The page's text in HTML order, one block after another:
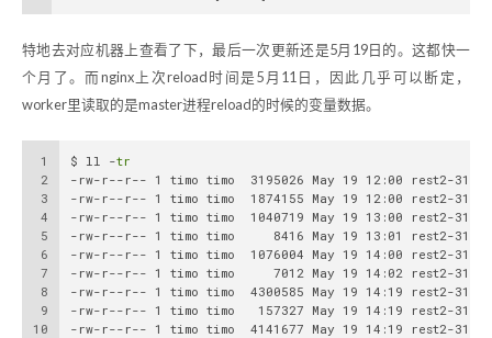
特地去对应机器上查看了下，最后一次更新还是5月19日的。这都快一
个月了。而nginx上次reload时间是5月11日，因此几乎可以断定，
worker里读取的是master进程reload的时候的变量数据。
1
2
3
4
5
6
7
8
9
10
$ ll -tr
-rw-r--r-- 1 timo timo  3195026 May 19 12:00 rest2-
-rw-r--r-- 1 timo timo  1874155 May 19 12:00 rest2-
-rw-r--r-- 1 timo timo  1040719 May 19 13:00 rest2-
-rw-r--r-- 1 timo timo     8416 May 19 13:01 rest2-
-rw-r--r-- 1 timo timo  1076004 May 19 14:00 rest2-
-rw-r--r-- 1 timo timo     7012 May 19 14:02 rest2-
-rw-r--r-- 1 timo timo  4300585 May 19 14:19 rest2-
-rw-r--r-- 1 timo timo   157327 May 19 14:19 rest2-
-rw-r--r-- 1 timo timo  4141677 May 19 14:19 rest2-